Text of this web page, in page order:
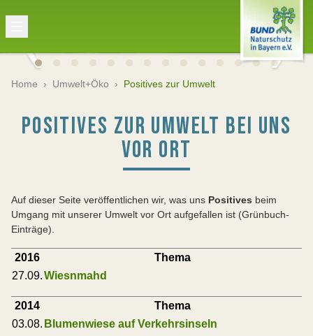
Home › Umwelt+Öko › Positives zur Umwelt
POSITIVES ZUR UMWELT BEI UNS
VOR ORT
Auf dieser Seite veröffentlichen wir, was uns Positives beim
Umgang mit unserer Umwelt vor Ort aufgefallen ist (Grünbuch-
Einträge).
2016
Thema
27.09.Wiesnmahd
2014
Thema
03.08. Blumenwiese auf Verkehrsinseln